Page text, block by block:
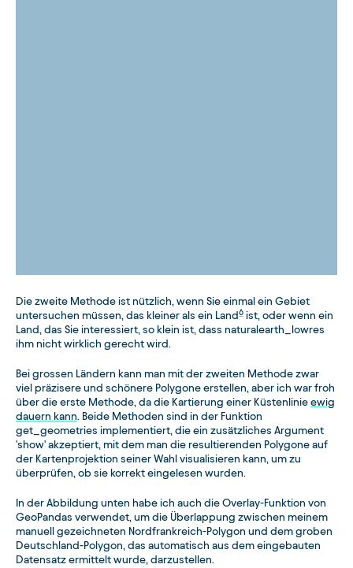
Die zweite Methode ist nützlich, wenn Sie einmal ein Gebiet
untersuchen müssen, das kleiner als ein Land6 ist, oder wenn ein
Land, das Sie interessiert, so klein ist, dass naturalearth_lowres
ihm nicht wirklich gerecht wird.
Bei grossen Ländern kann man mit der zweiten Methode zwar
viel präzisere und schönere Polygone erstellen, aber ich war froh
über die erste Methode, da die Kartierung einer Küstenlinie ewig
dauern kann. Beide Methoden sind in der Funktion
get_geometries implementiert, die ein zusätzliches Argument
'show' akzeptiert, mit dem man die resultierenden Polygone auf
der Kartenprojektion seiner Wahl visualisieren kann, um zu
überprüfen, ob sie korrekt eingelesen wurden.
In der Abbildung unten habe ich auch die Overlay-Funktion von
GeoPandas verwendet, um die Überlappung zwischen meinem
manuell gezeichneten Nordfrankreich-Polygon und dem groben
Deutschland-Polygon, das automatisch aus dem eingebauten
Datensatz ermittelt wurde, darzustellen.